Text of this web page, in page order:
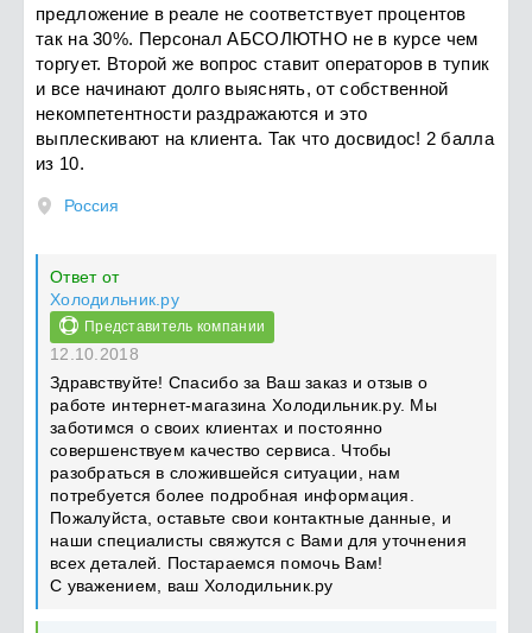
предложение в реале не соответствует процентов
так на 30%. Персонал АБСОЛЮТНО не в курсе чем
торгует. Второй же вопрос ставит операторов в тупик
и все начинают долго выяснять, от собственной
некомпетентности раздражаются и это
выплескивают на клиента. Так что досвидос! 2 балла
из 10.
Россия
Ответ от
Холодильник.ру
Представитель компании
12.10.2018
Здравствуйте! Спасибо за Ваш заказ и отзыв о
работе интернет-магазина Холодильник.ру. Мы
заботимся о своих клиентах и постоянно
совершенствуем качество сервиса. Чтобы
разобраться в сложившейся ситуации, нам
потребуется более подробная информация.
Пожалуйста, оставьте свои контактные данные, и
наши специалисты свяжутся с Вами для уточнения
всех деталей. Постараемся помочь Вам!
С уважением, ваш Холодильник.ру